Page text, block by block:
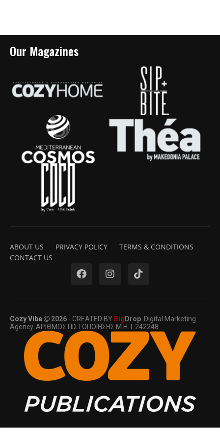
Our Magazines
ABOUT US PRIVACY POLICY
TERMS & CONDITIONS
CONTACT US
Cozy Vibe 2026 - CREATED BY Big Drop . Digital Marketing
Agency. ΑΡΙΘΜΟΣ ΠΙΣΤΟΠΟΙΗΣΗΣ Μ.Η.Τ 242248